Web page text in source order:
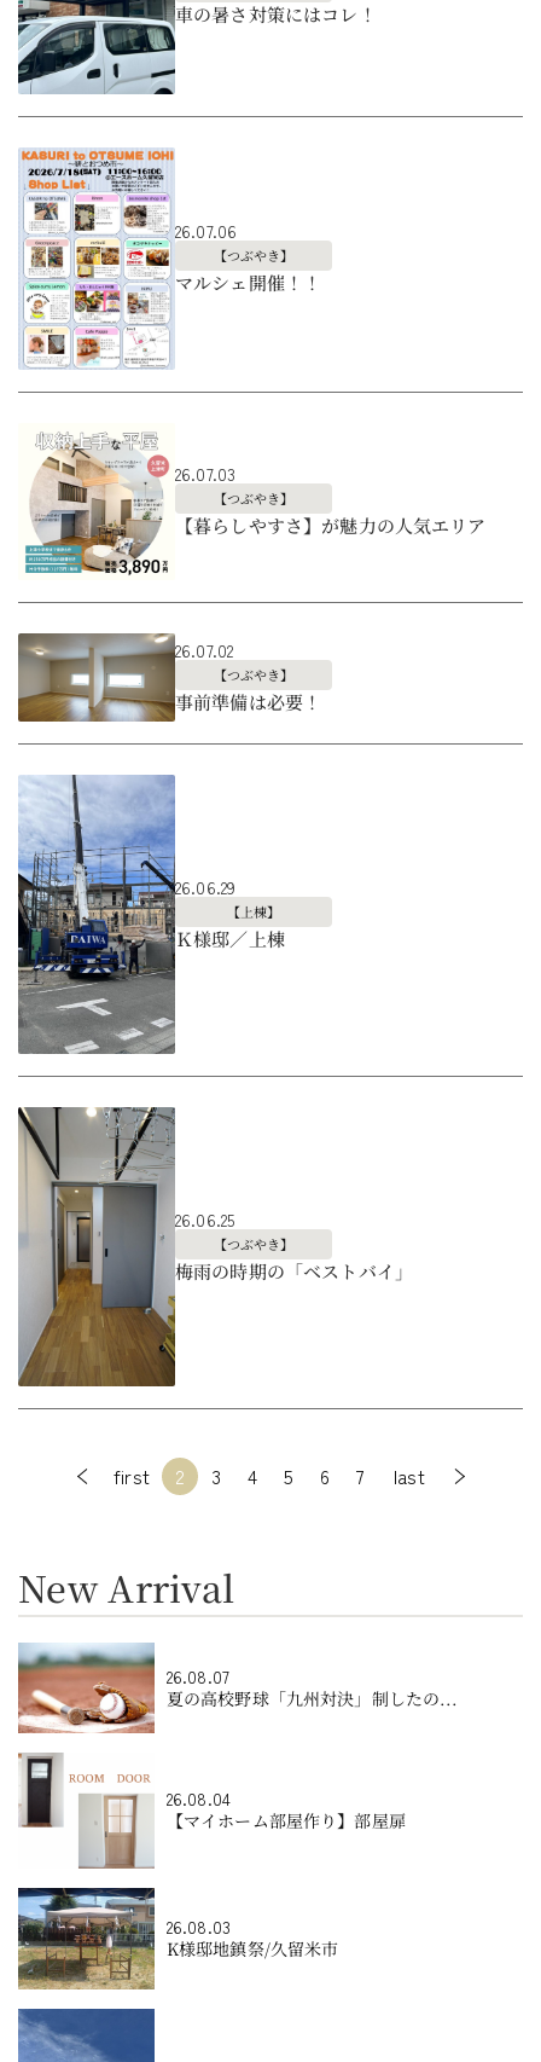
車の暑さ対策にはコレ！
26.07.06
【つぶやき】
マルシェ開催！！
26.07.03
【つぶやき】
【暮らしやすさ】が魅力の人気エリア
26.07.02
【つぶやき】
事前準備は必要！
26.06.29
【上棟】
Ｋ様邸／上棟
26.06.25
【つぶやき】
梅雨の時期の「ベストバイ」
first 2 3 4 5 6 7 last
New Arrival
26.08.07
夏の高校野球「九州対決」制したの...
26.08.04
【マイホーム部屋作り】部屋扉
26.08.03
K様邸地鎮祭/久留米市